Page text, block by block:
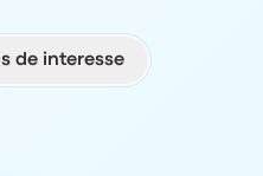
de interesse